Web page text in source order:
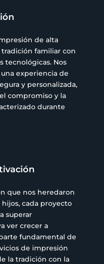
de alta
familiar con
tecnológicas. Nos
experiencia de
y personalizada,
compromiso y la
durante
que nos heredaron
hijos, cada proyecto
superar
ver crecer a
fundamental de
de impresión
la tradición con la